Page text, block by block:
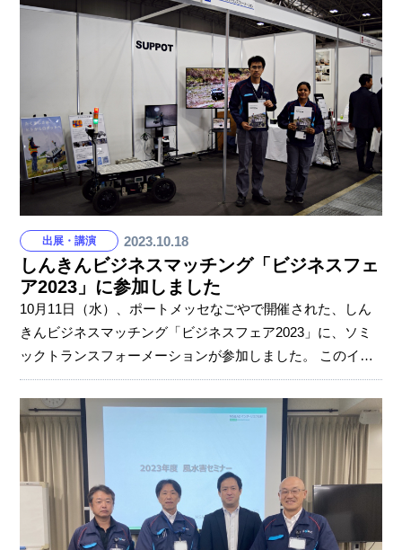
従」「塗装ラインのハンガー掛け」3つの業務を体験。 3人
全員が「一番大変だった」と口をそろえたのは塗装ライ
ン。一定の速度で流れ続けるハンガーに製品を取り付けた
り、はずしたりする作業です。 姿勢もきつく、腕は筋肉痛
になりそう、作業が遅くてもハンガーは待ってくれない…
そんな中、真剣に、集中して取り組みまし
出展・講演 2023.10.18
しんきんビジネスマッチング「ビジネスフェ
ア2023」に参加しました
10月11日（水）、ポートメッセなごやで開催された、しん
きんビジネスマッチング「ビジネスフェア2023」に、ソミ
ックトランスフォーメーションが参加しました。 このイベ
ントは東海地区内にある34の信用金庫が、それぞれのお取
引先自慢の商品、製品、技術を展示し、PRするイベント
で、ソミックトランスフォーメーションは浜松いわた信用
金庫様にご招待いただき参加しました。当日、ソミックは
新規事業である作業支援ロボット「SUPPOT」を出展しま
した。 中国やインド出身の外国籍社員が当日説明を行い、
大活躍しました。イベント来場者数は3555人と、大変多く
の方にSUPPOTを実際に見て、体験し、知って